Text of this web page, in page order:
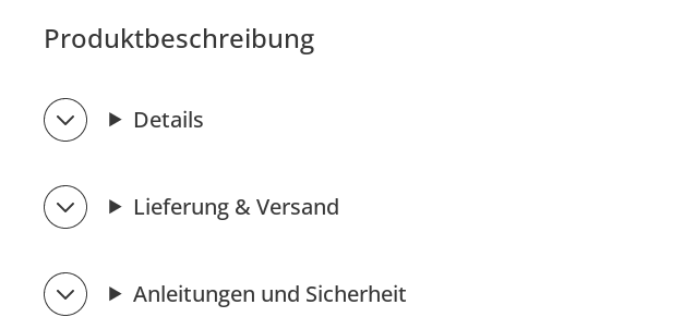
Produktbeschreibung
Details
Lieferung & Versand
Anleitungen und Sicherheit